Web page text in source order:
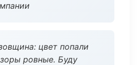
цвет попали
ровные. Буду